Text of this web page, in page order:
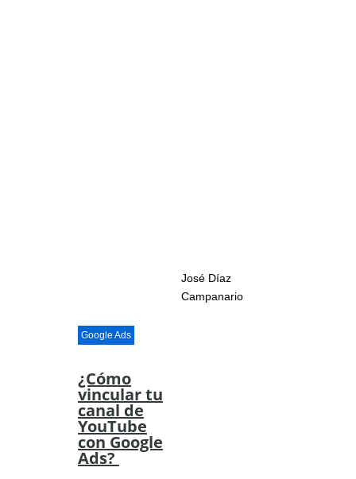
José Díaz
Campanario
Google Ads
¿Cómo
vincular tu
canal de
YouTube
con Google
Ads?